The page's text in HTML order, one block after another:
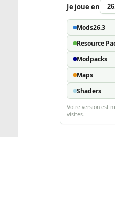
Je joue en
Mods26.3
Resource
Modpacks
Maps
Shaders
Votre version est
visites.